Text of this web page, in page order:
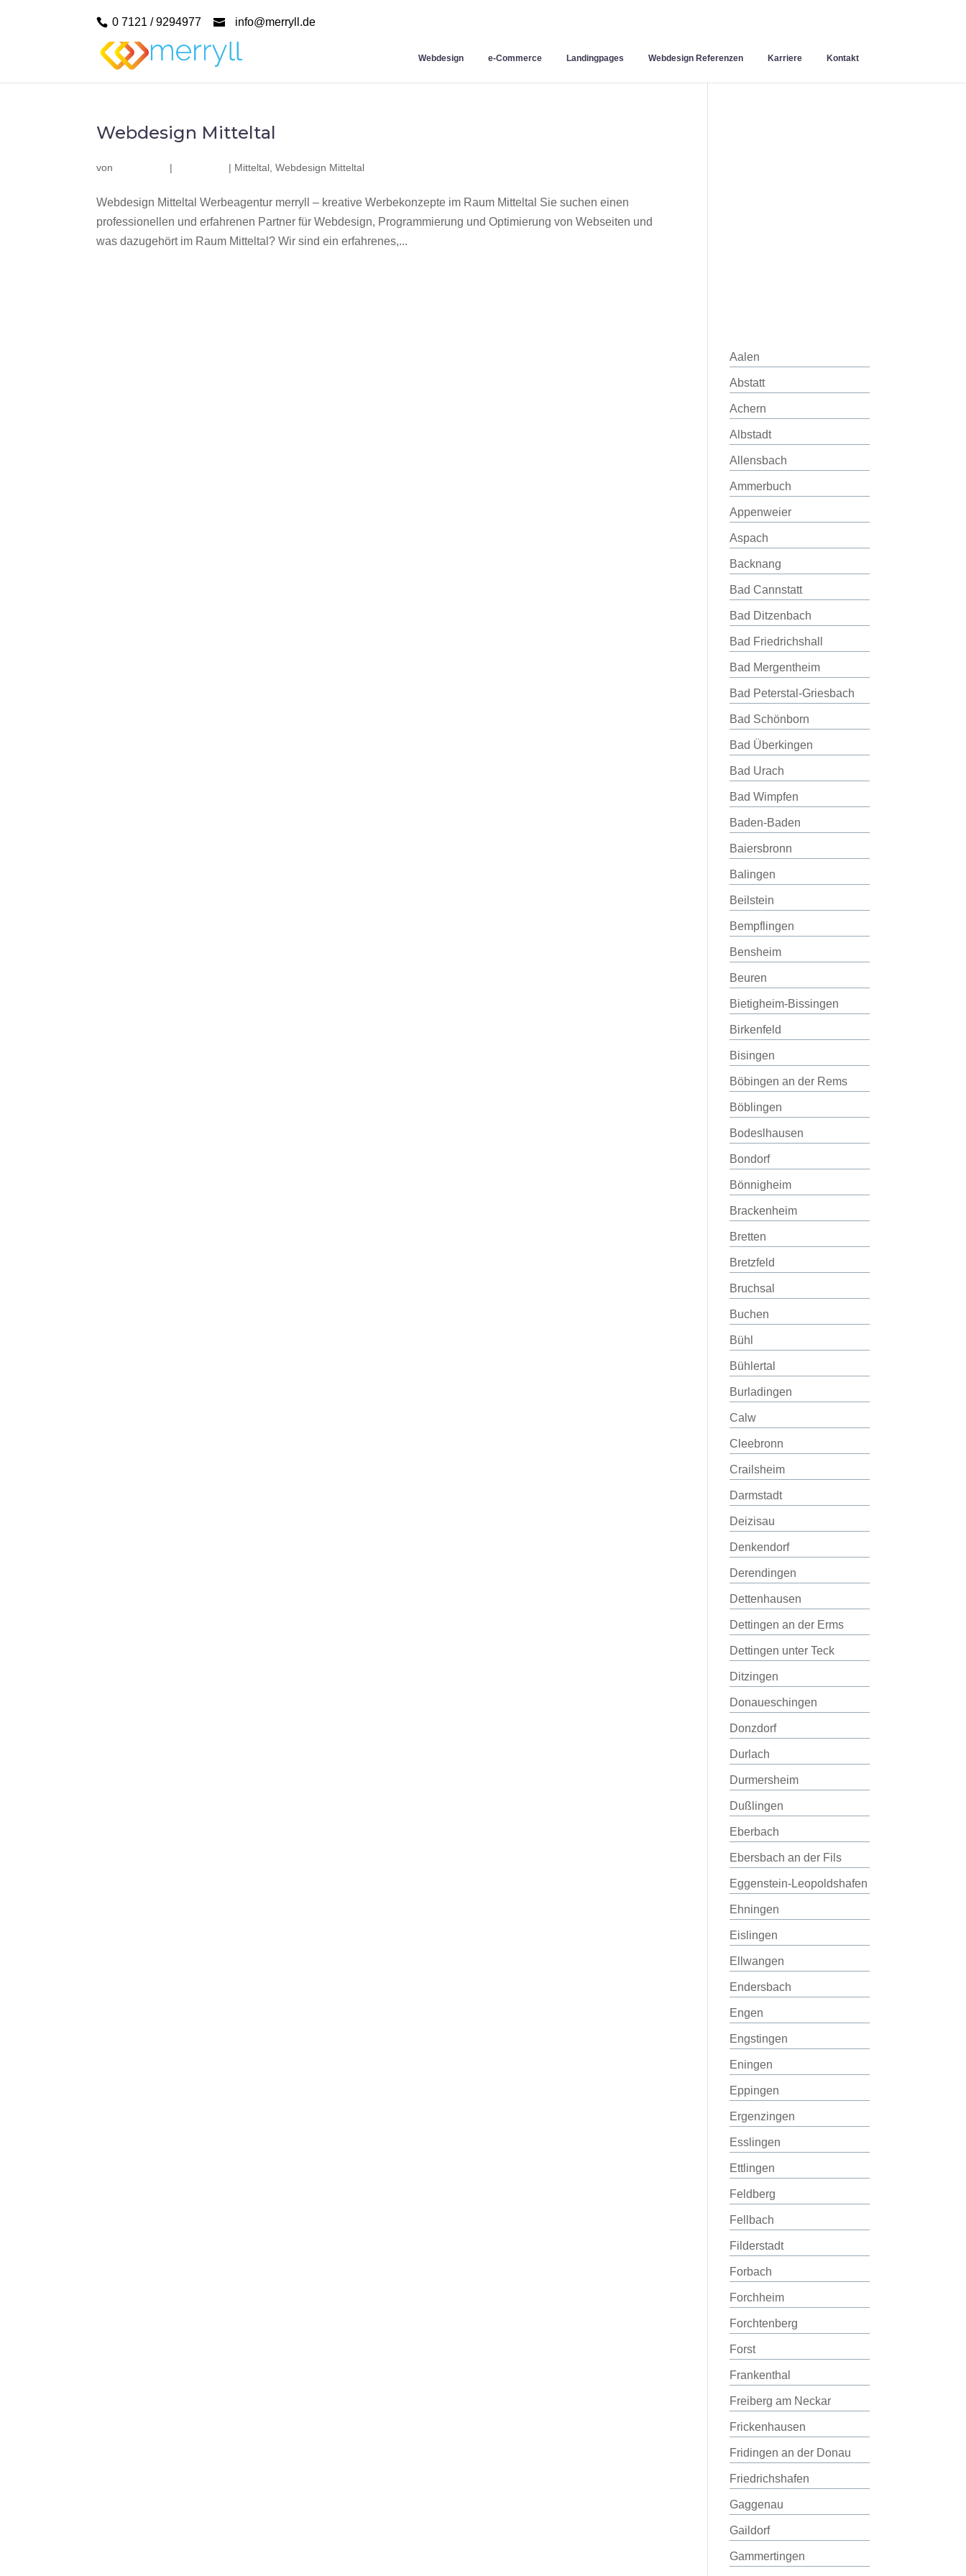
0 7121 / 9294977 info@merryll.de
Webdesign e-Commerce Landingpages Webdesign Referenzen Karriere Kontakt
Webdesign Mitteltal
von | | Mitteltal ,Webdesign Mitteltal
Webdesign Mitteltal Werbeagentur merryll – kreative Werbekonzepte im Raum Mitteltal Sie suchen einen
professionellen und erfahrenen Partner für Webdesign, Programmierung und Optimierung von Webseiten und
was dazugehört im Raum Mitteltal? Wir sind ein erfahrenes,...
Aalen
Abstatt
Achern
Albstadt
Allensbach
Ammerbuch
Appenweier
Aspach
Backnang
Bad Cannstatt
Bad Ditzenbach
Bad Friedrichshall
Bad Mergentheim
Bad Peterstal-Griesbach
Bad Schönborn
Bad Überkingen
Bad Urach
Bad Wimpfen
Baden-Baden
Baiersbronn
Balingen
Beilstein
Bempflingen
Bensheim
Beuren
Bietigheim-Bissingen
Birkenfeld
Bisingen
Böbingen an der Rems
Böblingen
Bodeslhausen
Bondorf
Bönnigheim
Brackenheim
Bretten
Bretzfeld
Bruchsal
Buchen
Bühl
Bühlertal
Burladingen
Calw
Cleebronn
Crailsheim
Darmstadt
Deizisau
Denkendorf
Derendingen
Dettenhausen
Dettingen an der Erms
Dettingen unter Teck
Ditzingen
Donaueschingen
Donzdorf
Durlach
Durmersheim
Dußlingen
Eberbach
Ebersbach an der Fils
Eggenstein-Leopoldshafen
Ehningen
Eislingen
Ellwangen
Endersbach
Engen
Engstingen
Eningen
Eppingen
Ergenzingen
Esslingen
Ettlingen
Feldberg
Fellbach
Filderstadt
Forbach
Forchheim
Forchtenberg
Forst
Frankenthal
Freiberg am Neckar
Frickenhausen
Fridingen an der Donau
Friedrichshafen
Gaggenau
Gaildorf
Gammertingen